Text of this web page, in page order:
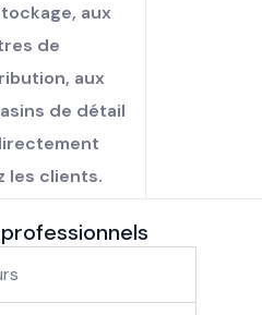
aux
de
aux
de détail
les clients.